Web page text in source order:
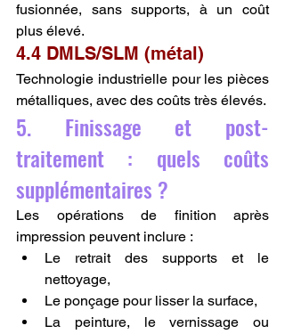
fusionnée, sans supports, à un coût
plus élevé.
4.4 DMLS/SLM (métal)
Technologie industrielle pour les pièces
métalliques, avec des coûts très élevés.
5. Finissage et post-
traitement : quels coûts
supplémentaires ?
Les opérations de finition après
impression peuvent inclure :
Le retrait des supports et le
nettoyage,
Le ponçage pour lisser la surface,
La peinture, le vernissage ou